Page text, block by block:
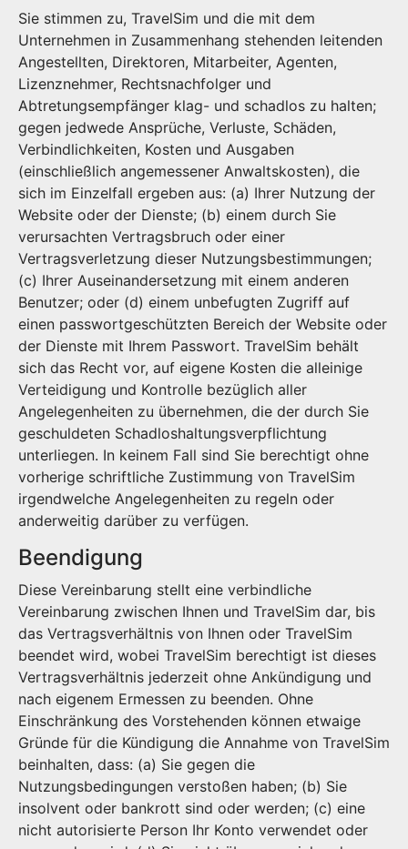
Sie stimmen zu, TravelSim und die mit dem
Unternehmen in Zusammenhang stehenden leitenden
Angestellten, Direktoren, Mitarbeiter, Agenten,
Lizenznehmer, Rechtsnachfolger und
Abtretungsempfänger klag- und schadlos zu halten;
gegen jedwede Ansprüche, Verluste, Schäden,
Verbindlichkeiten, Kosten und Ausgaben
(einschließlich angemessener Anwaltskosten), die
sich im Einzelfall ergeben aus: (a) Ihrer Nutzung der
Website oder der Dienste; (b) einem durch Sie
verursachten Vertragsbruch oder einer
Vertragsverletzung dieser Nutzungsbestimmungen;
(c) Ihrer Auseinandersetzung mit einem anderen
Benutzer; oder (d) einem unbefugten Zugriff auf
einen passwortgeschützten Bereich der Website oder
der Dienste mit Ihrem Passwort. TravelSim behält
sich das Recht vor, auf eigene Kosten die alleinige
Verteidigung und Kontrolle bezüglich aller
Angelegenheiten zu übernehmen, die der durch Sie
geschuldeten Schadloshaltungsverpflichtung
unterliegen. In keinem Fall sind Sie berechtigt ohne
vorherige schriftliche Zustimmung von TravelSim
irgendwelche Angelegenheiten zu regeln oder
anderweitig darüber zu verfügen.
Beendigung
Diese Vereinbarung stellt eine verbindliche
Vereinbarung zwischen Ihnen und TravelSim dar, bis
das Vertragsverhältnis von Ihnen oder TravelSim
beendet wird, wobei TravelSim berechtigt ist dieses
Vertragsverhältnis jederzeit ohne Ankündigung und
nach eigenem Ermessen zu beenden. Ohne
Einschränkung des Vorstehenden können etwaige
Gründe für die Kündigung die Annahme von TravelSim
beinhalten, dass: (a) Sie gegen die
Nutzungsbedingungen verstoßen haben; (b) Sie
insolvent oder bankrott sind oder werden; (c) eine
nicht autorisierte Person Ihr Konto verwendet oder